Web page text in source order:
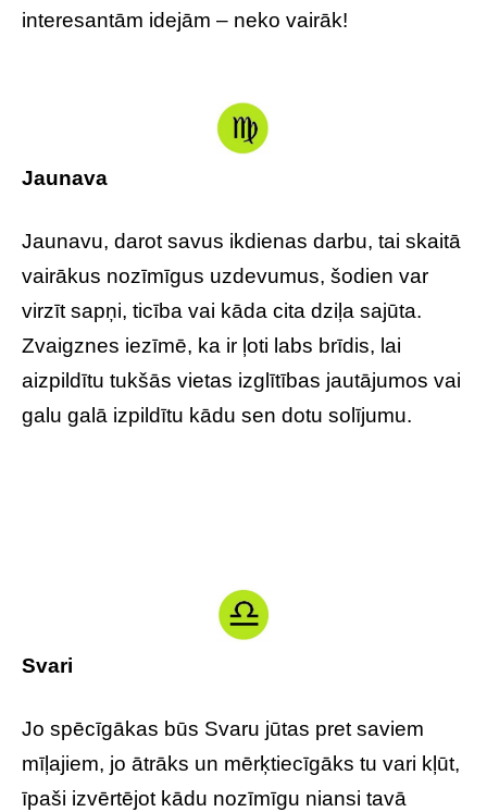
interesantām idejām – neko vairāk!
Jaunava
Jaunavu, darot savus ikdienas darbu, tai skaitā
vairākus nozīmīgus uzdevumus, šodien var
virzīt sapņi, ticība vai kāda cita dziļa sajūta.
Zvaigznes iezīmē, ka ir ļoti labs brīdis, lai
aizpildītu tukšās vietas izglītības jautājumos vai
galu galā izpildītu kādu sen dotu solījumu.
Svari
Jo spēcīgākas būs Svaru jūtas pret saviem
mīļajiem, jo ātrāks un mērķtiecīgāks tu vari kļūt,
īpaši izvērtējot kādu nozīmīgu niansi tavā